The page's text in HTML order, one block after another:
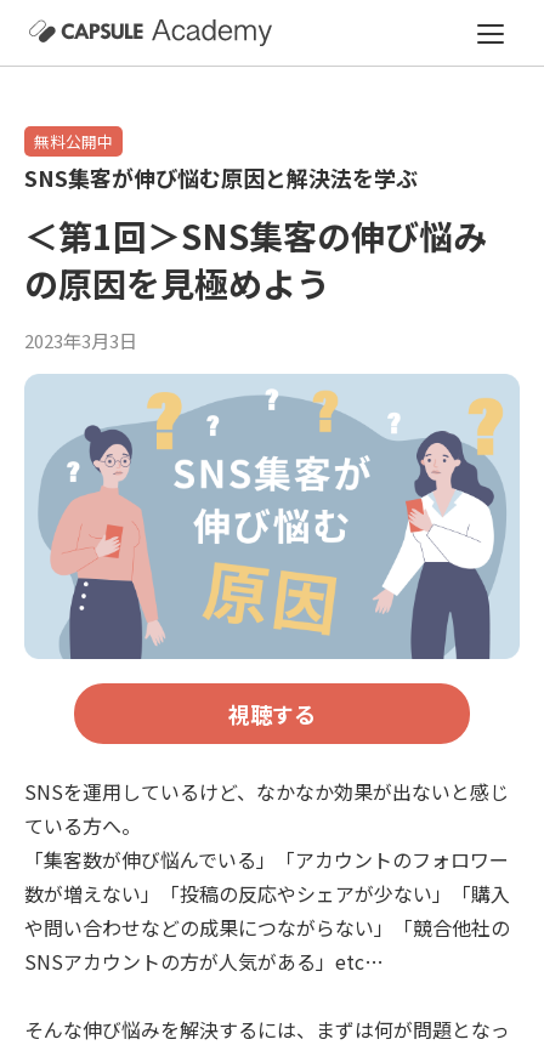
無料公開中
SNS集客が伸び悩む原因と解決法を学ぶ
＜第1回＞SNS集客の伸び悩み
の原因を見極めよう
2023年3月3日
視聴する
SNSを運用しているけど、なかなか効果が出ないと感じ
ている方へ。
「集客数が伸び悩んでいる」「アカウントのフォロワー
数が増えない」「投稿の反応やシェアが少ない」「購入
や問い合わせなどの成果につながらない」「競合他社の
SNSアカウントの方が人気がある」etc…
そんな伸び悩みを解決するには、まずは何が問題となっ